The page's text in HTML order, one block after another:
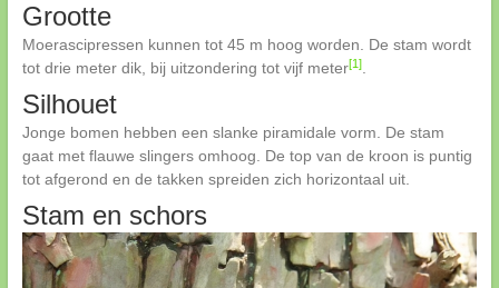
Grootte
Moerascipressen kunnen tot 45 m hoog worden. De stam wordt
tot drie meter dik, bij uitzondering tot vijf meter[1].
Silhouet
Jonge bomen hebben een slanke piramidale vorm. De stam
gaat met flauwe slingers omhoog. De top van de kroon is puntig
tot afgerond en de takken spreiden zich horizontaal uit.
Stam en schors